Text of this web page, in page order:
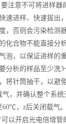
意不可将进样器
进样、快速拔出，
否则会污染检测
合物不能直接分析
，以保证进样的重
析的样品至少洗3
针筒抽干，以避免
并确认整个系统
，z后关闭载气
开启光电倍增管